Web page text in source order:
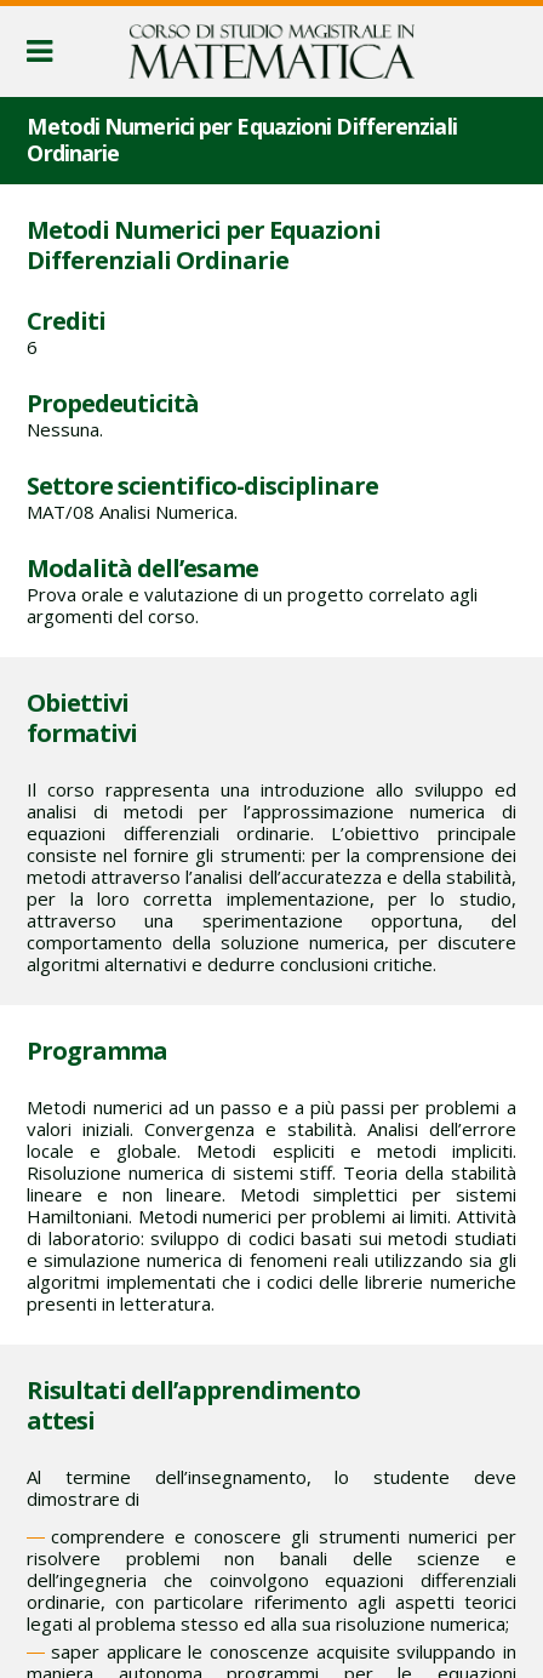
Metodi Numerici per Equazioni Differenziali
Ordinarie
Metodi Numerici per Equazioni
Differenziali Ordinarie
Crediti
6
Propedeuticità
Nessuna.
Settore scientifico-disciplinare
MAT/08 Analisi Numerica.
Modalità dell’esame
Prova orale e valutazione di un progetto correlato agli
argomenti del corso.
Obiettivi
formativi
Il corso rappresenta una introduzione allo sviluppo ed
analisi di metodi per l’approssimazione numerica di
equazioni differenziali ordinarie. L’obiettivo principale
consiste nel fornire gli strumenti: per la comprensione dei
metodi attraverso l’analisi dell’accuratezza e della stabilità,
per la loro corretta implementazione, per lo studio,
attraverso una sperimentazione opportuna, del
comportamento della soluzione numerica, per discutere
algoritmi alternativi e dedurre conclusioni critiche.
Programma
Metodi numerici ad un passo e a più passi per problemi a
valori iniziali. Convergenza e stabilità. Analisi dell’errore
locale e globale. Metodi espliciti e metodi impliciti.
Risoluzione numerica di sistemi stiff. Teoria della stabilità
lineare e non lineare. Metodi simplettici per sistemi
Hamiltoniani. Metodi numerici per problemi ai limiti. Attività
di laboratorio: sviluppo di codici basati sui metodi studiati
e simulazione numerica di fenomeni reali utilizzando sia gli
algoritmi implementati che i codici delle librerie numeriche
presenti in letteratura.
Risultati dell’apprendimento
attesi
Al termine dell’insegnamento, lo studente deve
dimostrare di
comprendere e conoscere gli strumenti numerici per
risolvere problemi non banali delle scienze e
dell’ingegneria che coinvolgono equazioni differenziali
ordinarie, con particolare riferimento agli aspetti teorici
legati al problema stesso ed alla sua risoluzione numerica;
saper applicare le conoscenze acquisite sviluppando in
maniera autonoma programmi per le equazioni